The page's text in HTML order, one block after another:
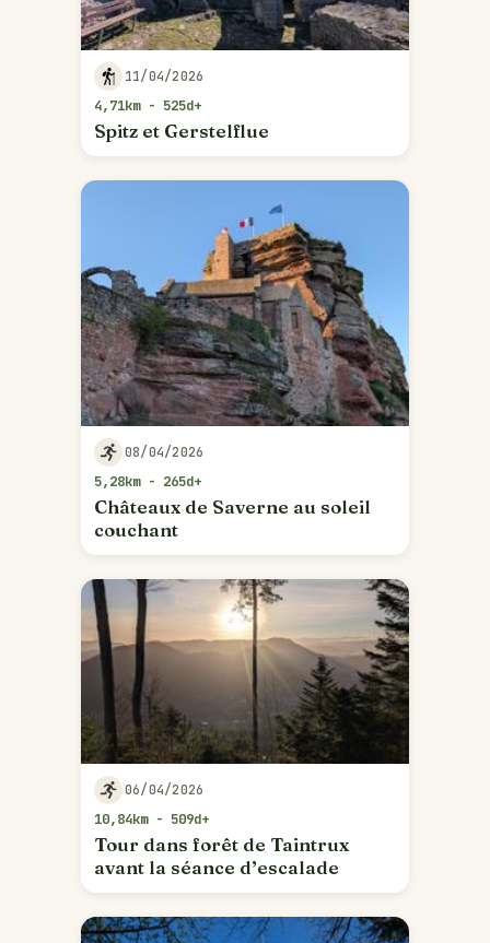
11/04/2026
4,71km - 525d+
Spitz et Gerstelflue
08/04/2026
5,28km - 265d+
Châteaux de Saverne au soleil
couchant
06/04/2026
10,84km - 509d+
Tour dans forêt de Taintrux
avant la séance d’escalade